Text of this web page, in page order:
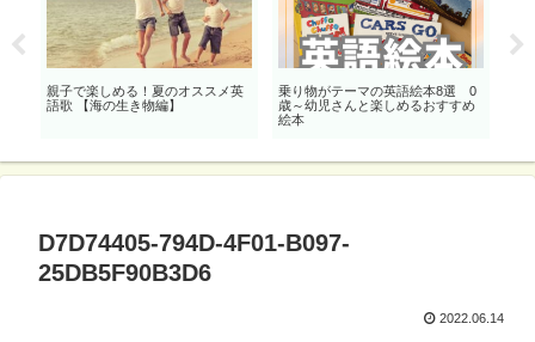
親子で楽しめる！夏のオススメ英
語歌 【海の生き物編】
乗り物がテーマの英語絵本8選 0
歳～幼児さんと楽しめるおすすめ
絵本
D7D74405-794D-4F01-B097-
25DB5F90B3D6
2022.06.14